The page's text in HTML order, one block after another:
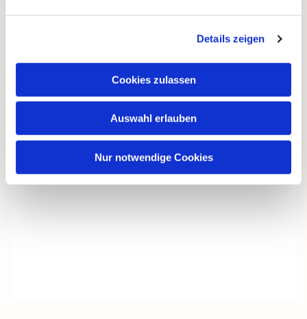
Details zeigen
Cookies zulassen
Auswahl erlauben
Nur notwendige Cookies